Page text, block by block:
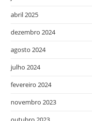
abril 2025
dezembro 2024
agosto 2024
julho 2024
fevereiro 2024
novembro 2023